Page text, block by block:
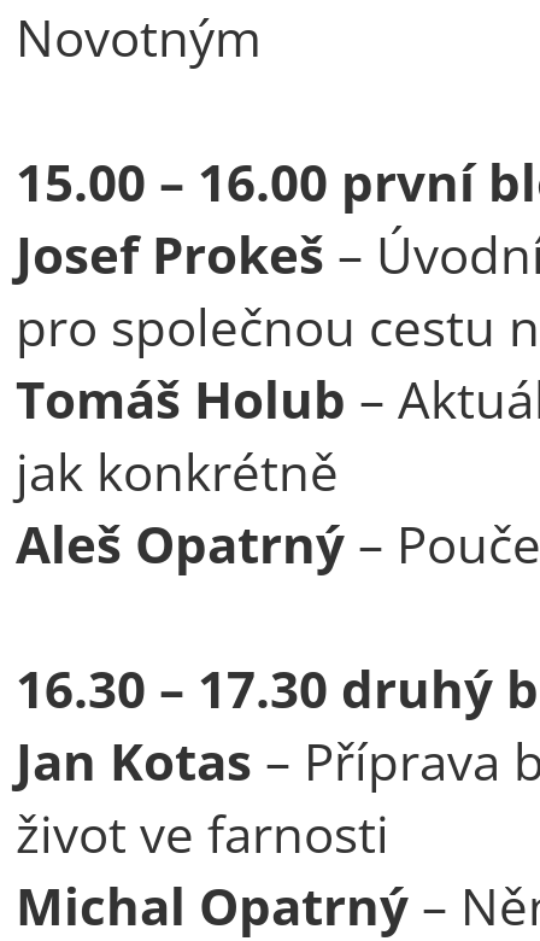
Novotným
15.00 – 16.00 první
Josef Prokeš –
pro společnou cestu
Tomáš Holub –
jak konkrétně
Aleš Opatrný –
16.30 – 17.30 druhý
Jan Kotas – Příprava
život ve farnosti
Michal Opatrný –